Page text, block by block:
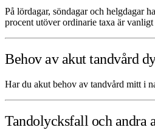
På lördagar, söndagar och helgdagar
procent utöver ordinarie taxa är
Behov av akut tandvård
Har du akut behov av tandvård mitt i
Tandolycksfall och andra